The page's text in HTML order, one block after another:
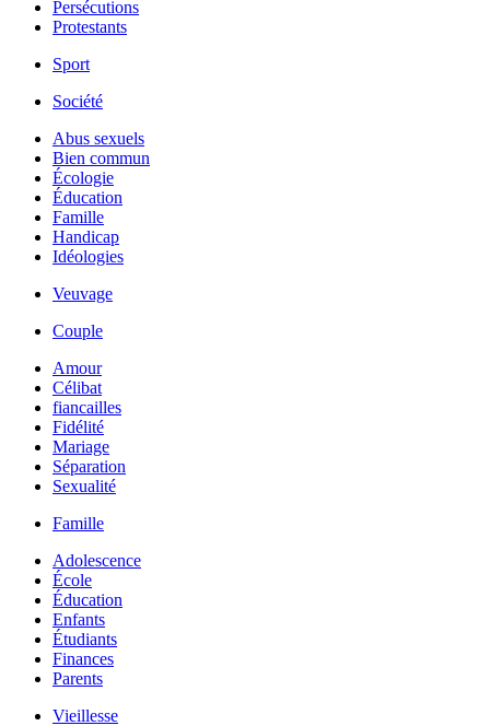
Persécutions
Protestants
Sport
Société
Abus sexuels
Bien commun
Écologie
Éducation
Famille
Handicap
Idéologies
Veuvage
Couple
Amour
Célibat
fiancailles
Fidélité
Mariage
Séparation
Sexualité
Famille
Adolescence
École
Éducation
Enfants
Étudiants
Finances
Parents
Vieillesse